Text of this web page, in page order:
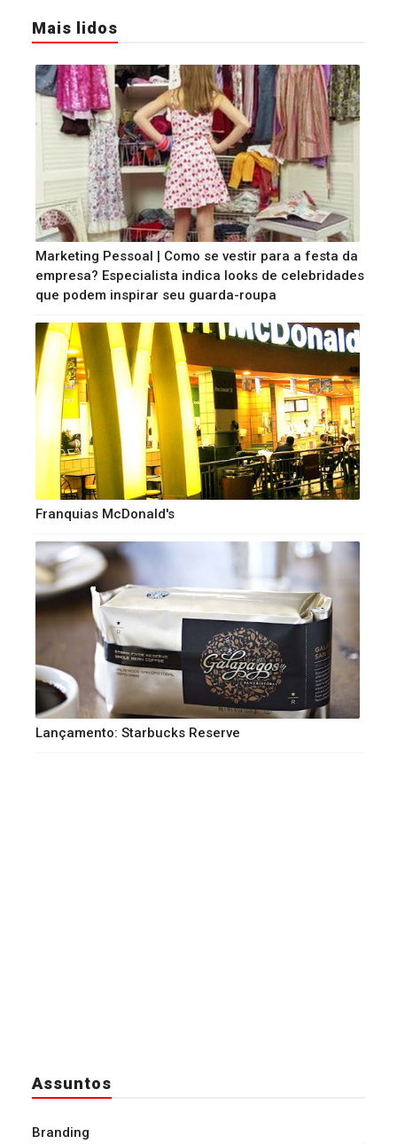
Mais lidos
Marketing Pessoal | Como se vestir para a festa da
empresa? Especialista indica looks de celebridades
que podem inspirar seu guarda-roupa
Franquias McDonald's
Lançamento: Starbucks Reserve
Assuntos
Branding